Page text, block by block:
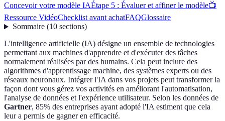
Concevoir votre modèle IAÉtape 5 : Évaluer et affiner le modèle📺
Ressource VidéoChecklist avant achatFAQGlossaire
Sommaire(10 sections)
L'intelligence artificielle (IA) désigne un ensemble de technologies
permettant aux machines d'apprendre et d'exécuter des tâches
normalement réalisées par des humains. Cela peut inclure des
algorithmes d'apprentissage machine, des systèmes experts ou des
réseaux neuronaux. Intégrer l'IA dans vos projets peut transformer la
façon dont vous gérez vos activités en améliorant l'automatisation,
l'analyse de données et l'expérience utilisateur. Selon les données de
Gartner, 85% des entreprises ayant adopté l'IA estiment que cela
leur a permis de gagner en efficacité.